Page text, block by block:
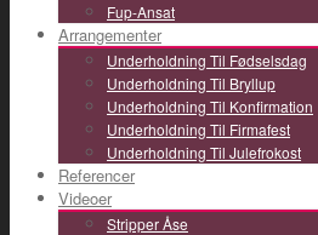
Fup-Ansat
Arrangementer
Underholdning Til Fødselsdag
Underholdning Til Bryllup
Underholdning Til Konfirmation
Underholdning Til Firmafest
Underholdning Til Julefrokost
Referencer
Videoer
Stripper Åse